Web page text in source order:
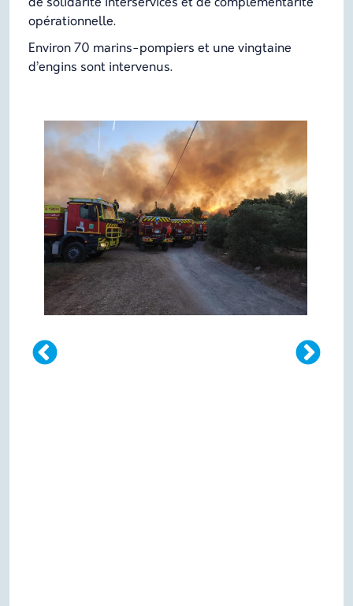
de solidarité interservices et de complémentarité
opérationnelle.
Environ 70 marins-pompiers et une vingtaine
d’engins sont intervenus.